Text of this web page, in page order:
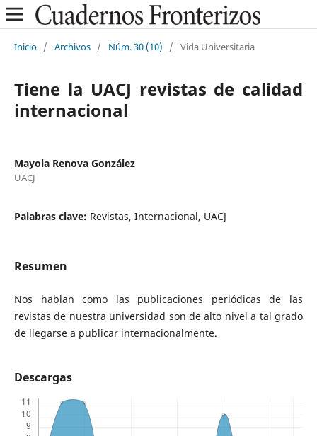
Inicio / Archivos / Núm. 30 (10) / Vida Universitaria
Tiene la UACJ revistas de calidad
internacional
Mayola Renova González
UACJ
Palabras clave: Revistas, Internacional, UACJ
Resumen
Nos hablan como las publicaciones periódicas de las
revistas de nuestra universidad son de alto nivel a tal grado
de llegarse a publicar internacionalmente.
Descargas